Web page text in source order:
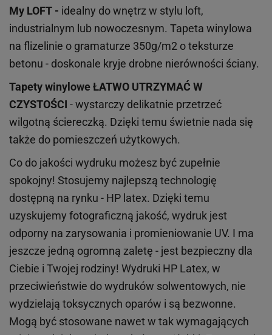
My LOFT - idealny do wnętrz w stylu loft,
industrialnym lub nowoczesnym. Tapeta winylowa
na flizelinie o gramaturze 350g/m2 o teksturze
betonu - doskonale kryje drobne nierówności ściany.
Tapety winyloweŁATWO UTRZYMAĆ W
CZYSTOŚCI - wystarczy delikatnie przetrzeć
wilgotną ściereczką. Dzięki temu świetnie nada się
także do pomieszczeń użytkowych.
Co do jakości wydruku możesz być zupełnie
spokojny! Stosujemy najlepszą technologię
dostępną na rynku - HP latex. Dzięki temu
uzyskujemy fotograficzną jakość, wydruk jest
odporny na zarysowania i promieniowanie UV. I ma
jeszcze jedną ogromną zaletę - jest bezpieczny dla
Ciebie i Twojej rodziny! Wydruki HP Latex, w
przeciwieństwie do wydruków solwentowych, nie
wydzielają toksycznych oparów i są bezwonne.
Mogą być stosowane nawet w tak wymagających